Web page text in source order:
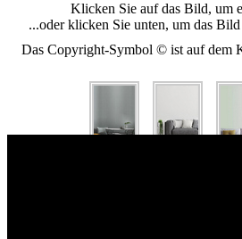
Klicken Sie auf das Bild, um
...oder klicken Sie unten, um das
Das Copyright-Symbol © ist auf dem